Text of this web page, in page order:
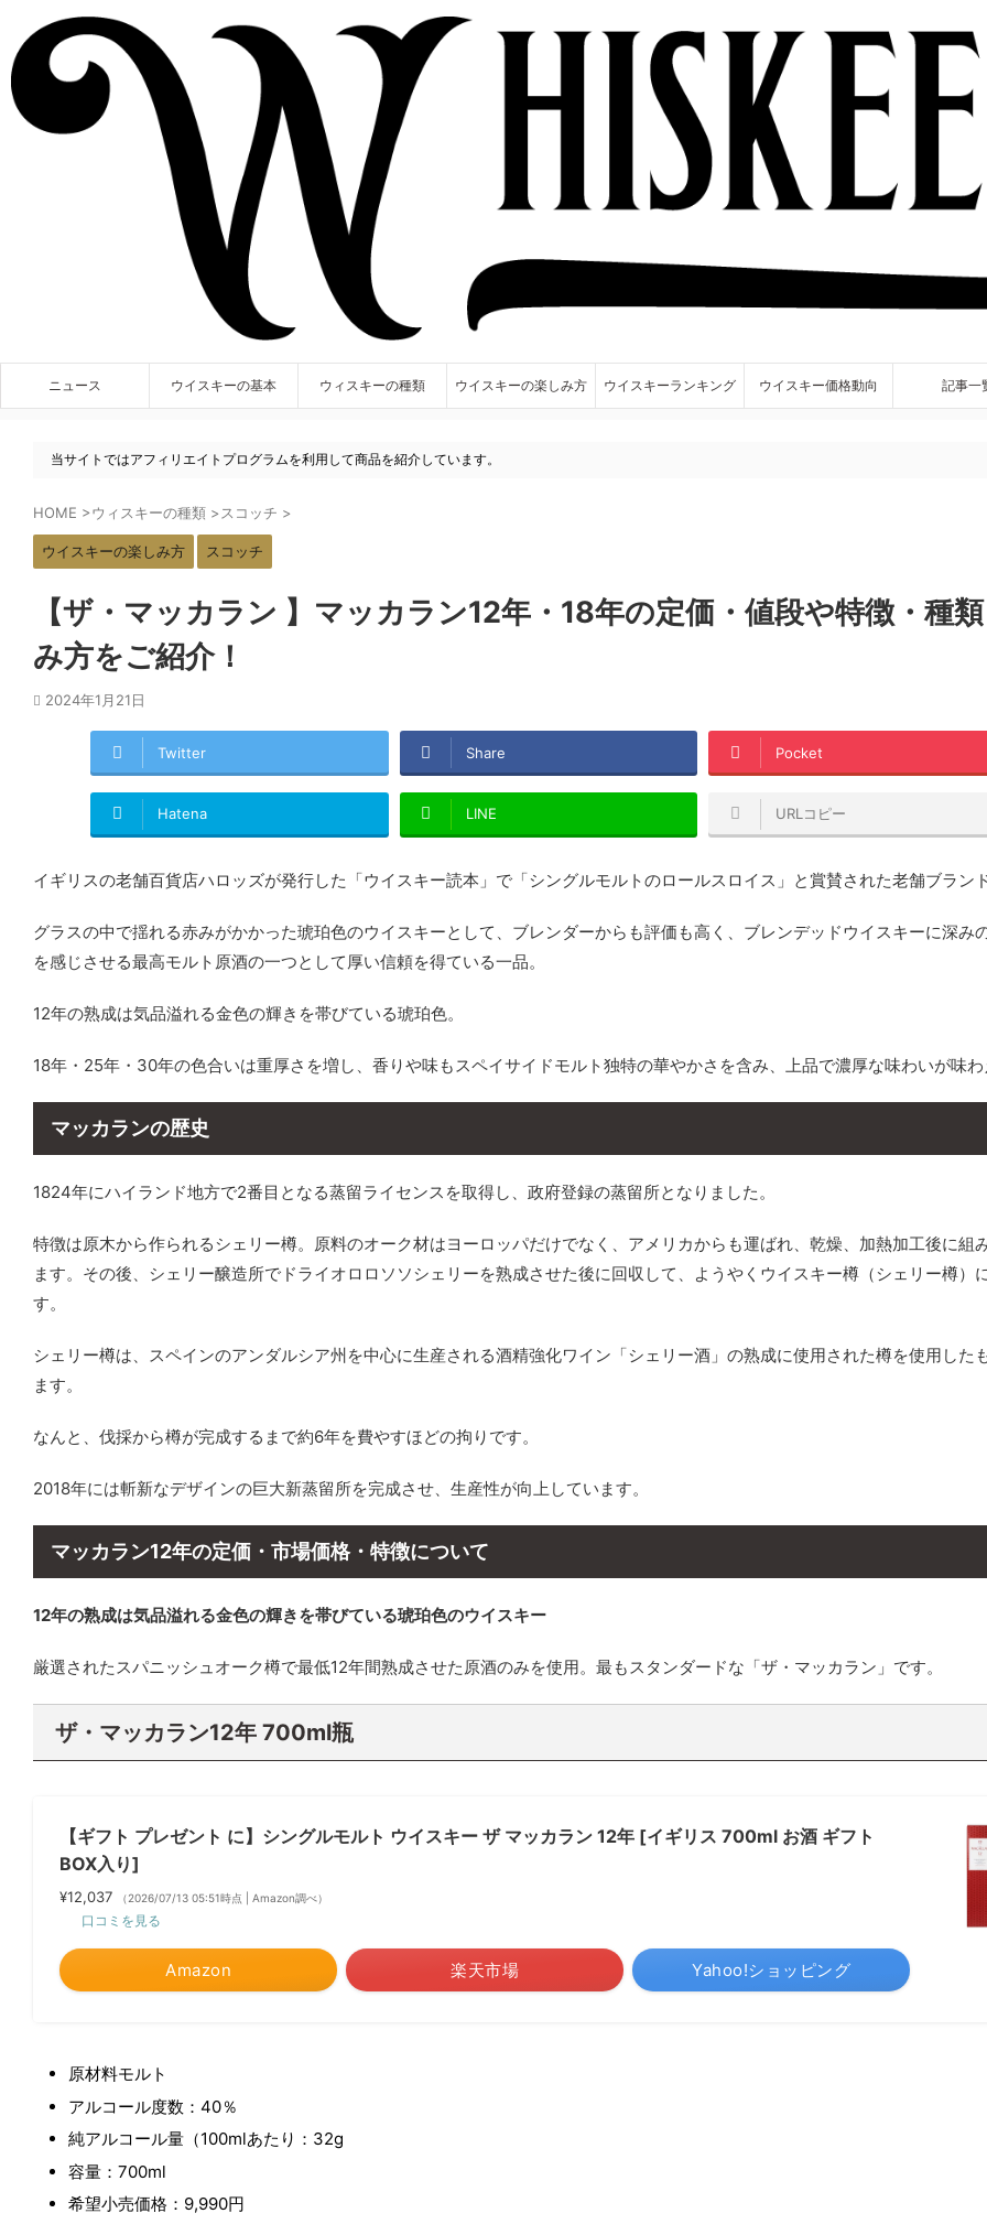
ニュース ウイスキーの基本 ウィスキーの種類 ウイスキーの楽しみ方 ウイスキーランキング ウイスキー価格動向 記事一
当サイトではアフィリエイトプログラムを利用して商品を紹介しています。
HOME >ウィスキーの種類 >スコッチ >
ウイスキーの楽しみ方 スコッチ
【ザ・マッカラン 】マッカラン12年・18年の定価・値段や特徴・種
み方をご紹介！
2024年1月21日
Twitter Share Pocket
Hatena LINE URLコピー
イギリスの老舗百貨店ハロッズが発行した「ウイスキー読本」で「シングルモルトのロールスロイス」と賞賛された老舗ブラン
グラスの中で揺れる赤みがかかった琥珀色のウイスキーとして、ブレンダーからも評価も高く、ブレンデッドウイスキーに深み
を感じさせる最高モルト原酒の一つとして厚い信頼を得ている一品。
12年の熟成は気品溢れる金色の輝きを帯びている琥珀色。
18年・25年・30年の色合いは重厚さを増し、香りや味もスペイサイドモルト独特の華やかさを含み、上品で濃厚な味わいが味
マッカランの歴史
1824年にハイランド地方で2番目となる蒸留ライセンスを取得し、政府登録の蒸留所となりました。
特徴は原木から作られるシェリー樽。原料のオーク材はヨーロッパだけでなく、アメリカからも運ばれ、乾燥、加熱加工後に組
ます。その後、シェリー醸造所でドライオロロソソシェリーを熟成させた後に回収して、ようやくウイスキー樽（シェリー樽）
す。
シェリー樽は、スペインのアンダルシア州を中心に生産される酒精強化ワイン「シェリー酒」の熟成に使用された樽を使用した
ます。
なんと、伐採から樽が完成するまで約6年を費やすほどの拘りです。
2018年には斬新なデザインの巨大新蒸留所を完成させ、生産性が向上しています。
マッカラン12年の定価・市場価格・特徴について
12年の熟成は気品溢れる金色の輝きを帯びている琥珀色のウイスキー
厳選されたスパニッシュオーク樽で最低12年間熟成させた原酒のみを使用。最もスタンダードな「ザ・マッカラン」です。
ザ・マッカラン12年 700ml瓶
【ギフト プレゼント に】シングルモルト ウイスキー ザ マッカラン 12年 [イギリス 700ml お酒 ギフト
BOX入り]
¥12,037 （2026/07/13 05:51時点 | Amazon調べ）
口コミを見る
Amazon 楽天市場 Yahoo!ショッピング
原材料モルト
アルコール度数：40％
純アルコール量（100mlあたり：32g
容量：700ml
希望小売価格：9,990円